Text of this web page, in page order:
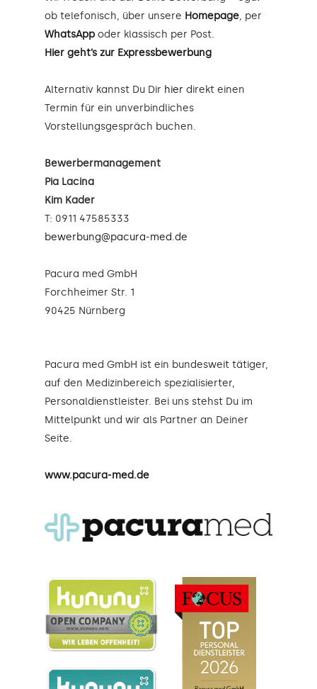
ob telefonisch, über unsere Homepage, per
WhatsApp oder klassisch per Post.
Hier geht’s zur Expressbewerbung
Alternativ kannst Du Dir hier direkt einen
Termin für ein unverbindliches
Vorstellungsgespräch buchen.
Bewerbermanagement
Pia Lacina
Kim Kader
T: 0911 47585333
bewerbung@pacura-med.de
Pacura med GmbH
Forchheimer Str. 1
90425 Nürnberg
Pacura med GmbH ist ein bundesweit tätiger,
auf den Medizinbereich spezialisierter,
Personaldienstleister. Bei uns stehst Du im
Mittelpunkt und wir als Partner an Deiner
Seite.
www.pacura-med.de